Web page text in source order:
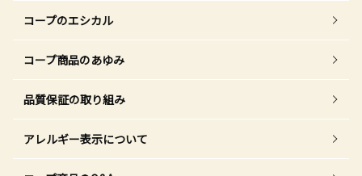
コープのエシカル
コープ商品のあゆみ
品質保証の取り組み
アレルギー表示について